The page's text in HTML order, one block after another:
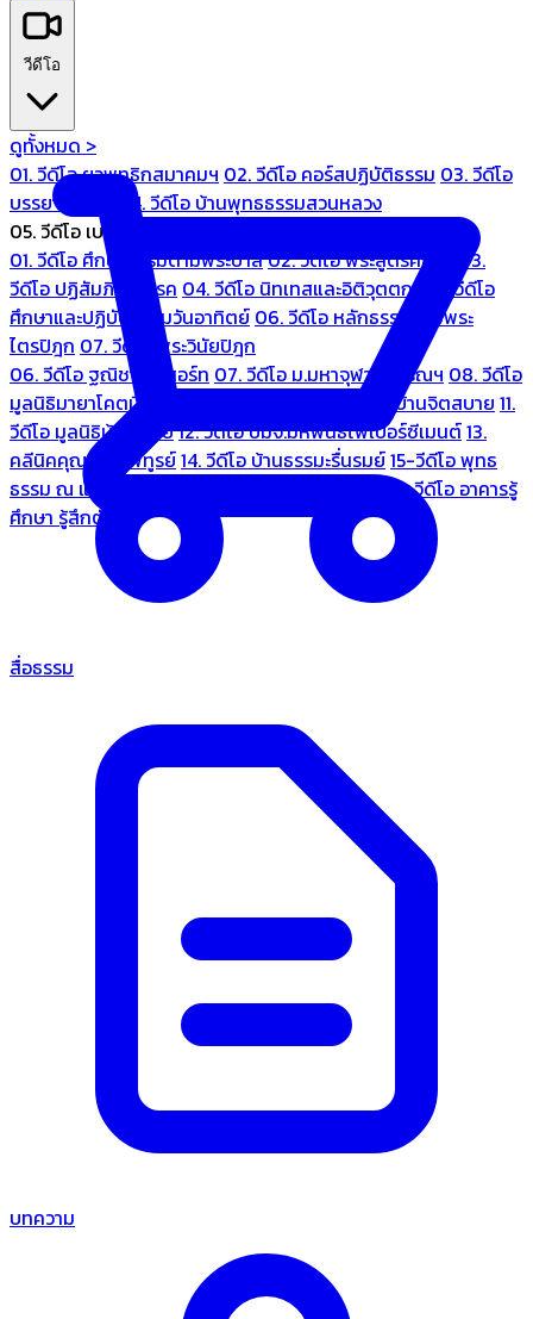
วีดีโอ
ดูทั้งหมด >
01. วีดีโอ ยุวพุทธิกสมาคมฯ 02. วีดีโอ คอร์สปฏิบัติธรรม 03. วีดีโอ
บรรยายทั่วไป
04. วีดีโอ บ้านพุทธธรรมสวนหลวง
05. วีดีโอ เบนซ์ทองหล่อ
01. วีดีโอ ศึกษาธรรมตามพระบาลี02. วีดีโอ พระสูตรศึกษา
03.
วีดีโอ ปฏิสัมภิทามรรค 04. วีดีโอ นิทเทสและอิติวุตตกะ
05. วีดีโอ
ศึกษาและปฏิบัติธรรมวันอาทิตย์ 06. วีดีโอ หลักธรรมตามพระ
ไตรปิฎก 07. วีดีโอ พระวินัยปิฎก
06. วีดีโอ ฐณิชาฌ์รีสอร์ท 07. วีดีโอ ม.มหาจุฬาลงกรณฯ 08. วีดีโอ
มูลนิธิมายาโคตมี
10. วีดีโอ บ้านจิตสบาย 11.
วีดีโอ มูลนิธิบ้านอารีย์12. วีดีโอ บมจ.มหพันธ์ไฟเบอร์ซีเมนต์13.
คลีนิคคุณหมอไพทูรย์14. วีดีโอ บ้านธรรมะรื่นรมย์15-วีดีโอ พุทธ
ธรรม ณ แดนพุทธภูมิ
19. วีดีโอ อาคารรู้
ศึกษา รู้สึกตัว
สื่อธรรม
บทความ